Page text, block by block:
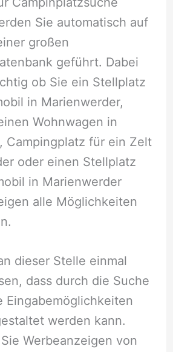
Sie automatisch auf
großen
geführt. Dabei
ob Sie ein Stellplatz
in Marienwerder,
Wohnwagen in
Campingplatz für ein Zelt
oder einen Stellplatz
in Marienwerder
alle Möglichkeiten
dieser Stelle einmal
dass durch die Suche
Eingabemöglichkeiten
werden kann.
Werbeanzeigen von